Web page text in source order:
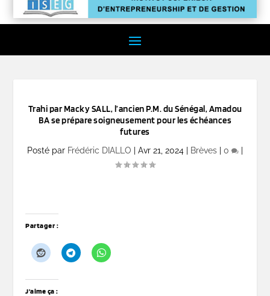
Trahi par Macky SALL, l’ancien P.M. du Sénégal, Amadou
BA se prépare soigneusement pour les échéances
futures
Posté par Frédéric DIALLO Avr 21, 2024 Brèves 0
Partager :
J’aime ça :